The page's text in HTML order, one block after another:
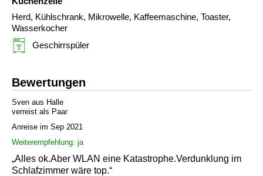
Herd, Kühlschrank, Mikrowelle, Kaffeemaschine, Toaster,
Wasserkocher
Geschirrspüler
Bewertungen
Sven aus Halle
verreist als Paar
Anreise im Sep 2021
Weiterempfehlung: ja
„Alles ok.Aber WLAN eine Katastrophe.Verdunklung im
Schlafzimmer wäre top.“